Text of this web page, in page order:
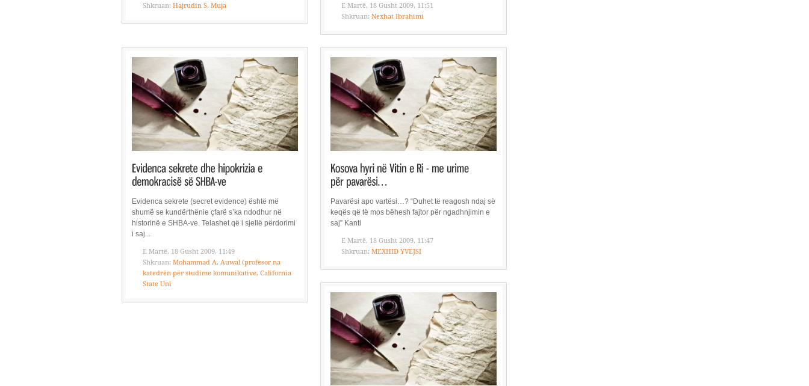
Shkruan: Hajrudin S. Muja
E Martë, 18 Gusht 2009, 11:51
Shkruan: Nexhat Ibrahimi
Evidenca sekrete (secret evidence) është më
shumë se kundërthënie çfarë s’ka ndodhur në
historinë e SHBA-ve. Telashet që i sjellë përdorimi
i saj...
E Martë, 18 Gusht 2009, 11:49
Shkruan: Mohammad A. Auwal (profesor na
katedrën për studime komunikative, California
State Uni
Pavarësi apo vartësi…? “Duhet të reagosh ndaj së
keqës që të mos bëhesh fajtor për ngadhnjimin e
saj” Kanti
E Martë, 18 Gusht 2009, 11:47
Shkruan: MEXHID YVEJSI